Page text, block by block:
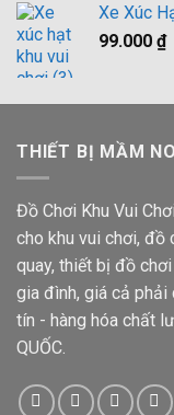
Xe Xúc
99.000 ₫
THIẾT BỊ MẦM
Đồ Chơi Khu Vui
cho khu vui chơi, đồ
quay, thiết bị đồ
gia đình, giá cả
tín - hàng hóa chất
QUỐC.